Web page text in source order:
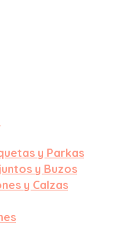
y Parkas
y Buzos
y Calzas